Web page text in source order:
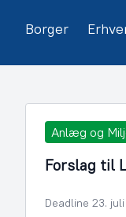
Borger
Anlæg og
Forslag til
Deadline 23.